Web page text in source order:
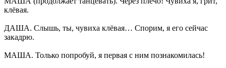
клёвая.
ДАША. Слышь, ты, чувиха клёвая… Спорим, я его сейчас
закадрю.
МАША. Только попробуй, я первая с ним познакомилась!